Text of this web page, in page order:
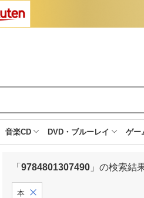
音楽CD DVD・ブルーレイ ゲー
「 9784801307490 」の検索結
本